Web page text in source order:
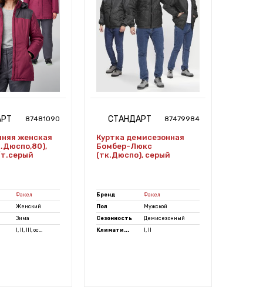
87481090
женская
Факел
Женский
Зима
I, II, III, ос...
СТАНДАРТ 87479984
Куртка демисезонная
Бомбер-Люкс
(тк.Дюспо), серый
Бренд
Факел
Пол
Мужской
Сезонность
Демисезонный
Климати...
I, II